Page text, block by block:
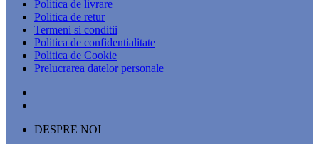
Politica de livrare
Politica de retur
Termeni si conditii
Politica de confidentialitate
Politica de Cookie
Prelucrarea datelor personale
DESPRE NOI